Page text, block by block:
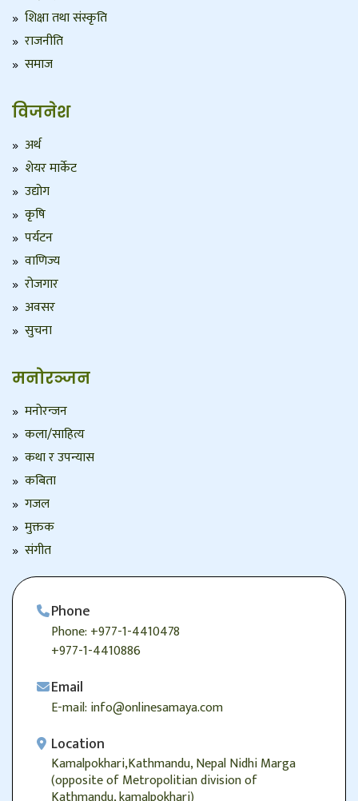
शिक्षा तथा संस्कृति
राजनीति
समाज
विजनेश
अर्थ
शेयर मार्केट
उद्योग
कृषि
पर्यटन
वाणिज्य
रोजगार
अवसर
सुचना
मनोरञ्जन
मनोरन्जन
कला/साहित्य
कथा र उपन्यास
कबिता
गजल
मुक्तक
संगीत
Phone
Phone: +977-1-4410478
+977-1-4410886
Email
E-mail: info@onlinesamaya.com
Location
Kamalpokhari,Kathmandu, Nepal Nidhi Marga
(opposite of Metropolitian division of